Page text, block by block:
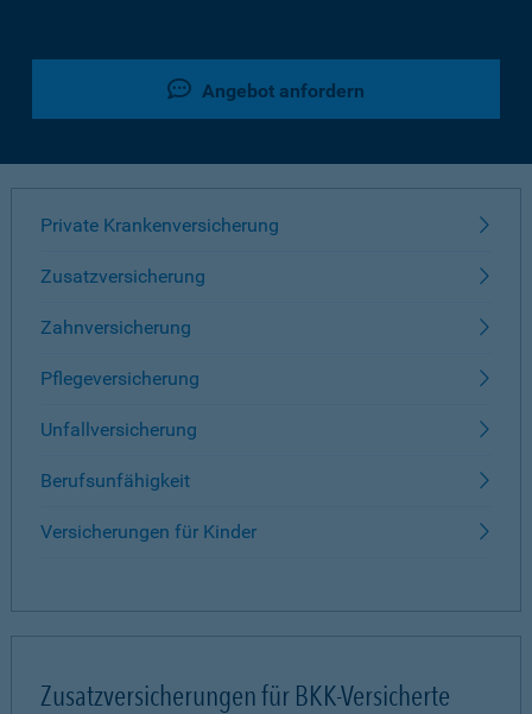
Angebot anfordern
Private Krankenversicherung
Zusatzversicherung
Zahnversicherung
Pflegeversicherung
Unfallversicherung
Berufsunfähigkeit
Versicherungen für Kinder
Zusatzversicherungen für BKK-Versicherte